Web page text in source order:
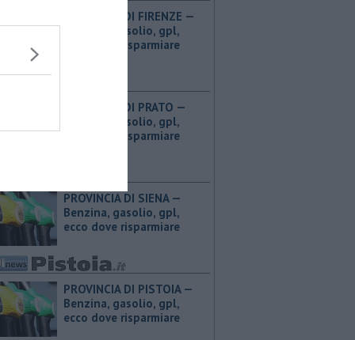
PROVINCIA DI FIRENZE — ​
Benzina, gasolio, gpl,
ecco dove risparmiare
PROVINCIA DI PRATO — ​
Benzina, gasolio, gpl,
ecco dove risparmiare
PROVINCIA DI SIENA — ​
Benzina, gasolio, gpl,
ecco dove risparmiare
PROVINCIA DI PISTOIA — ​
Benzina, gasolio, gpl,
ecco dove risparmiare